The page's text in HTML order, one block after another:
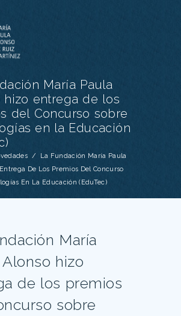
María Paula
hizo entrega de los
del Concurso sobre
en la Educación
/
La Fundación María Paula
De Los Premios Del Concurso
En La Educación (EduTec)
María
hizo
de los premios
sobre